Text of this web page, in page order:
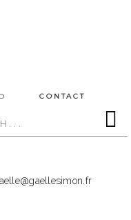
CONTACT